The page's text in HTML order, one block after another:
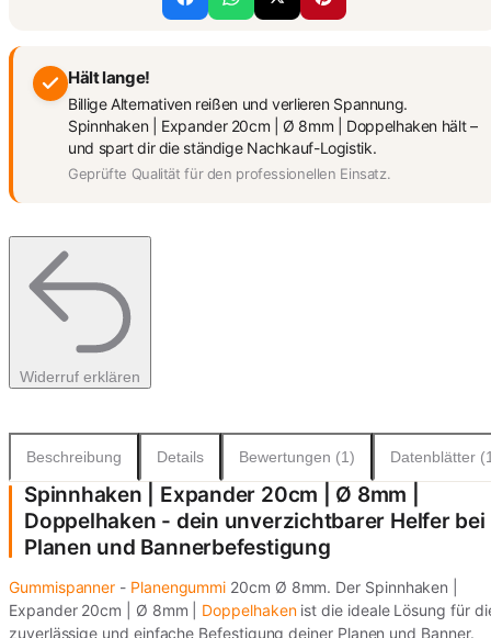
Hält lange!
Billige Alternativen reißen und verlieren Spannung.
Spinnhaken | Expander 20cm | Ø 8mm | Doppelhaken hält –
und spart dir die ständige Nachkauf-Logistik.
Geprüfte Qualität für den professionellen Einsatz.
Widerruf erklären
Beschreibung Details Bewertungen (1) Datenblätter
Spinnhaken | Expander 20cm | Ø 8mm |
Doppelhaken - dein unverzichtbarer Helfer bei
Planen und Bannerbefestigung
Gummispanner - Planengummi 20cm Ø 8mm. Der Spinnhaken |
Expander 20cm | Ø 8mm | Doppelhakenist die ideale Lösung für
zuverlässige und einfache Befestigung deiner Planen und Banner.